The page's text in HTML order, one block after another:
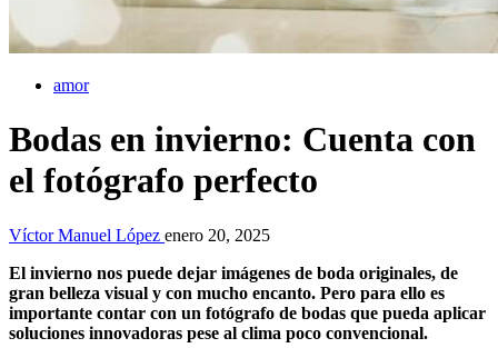
amor
Bodas en invierno: Cuenta con
el fotógrafo perfecto
Víctor Manuel López enero 20, 2025
El invierno nos puede dejar imágenes de boda originales, de
gran belleza visual y con mucho encanto. Pero para ello es
importante contar con un fotógrafo de bodas que pueda aplicar
soluciones innovadoras pese al clima poco convencional.